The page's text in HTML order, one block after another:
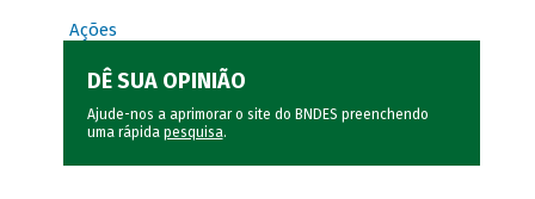
Ações
DÊ SUA OPINIÃO
Ajude-nos a aprimorar o site do BNDES preenchendo
uma rápida pesquisa.